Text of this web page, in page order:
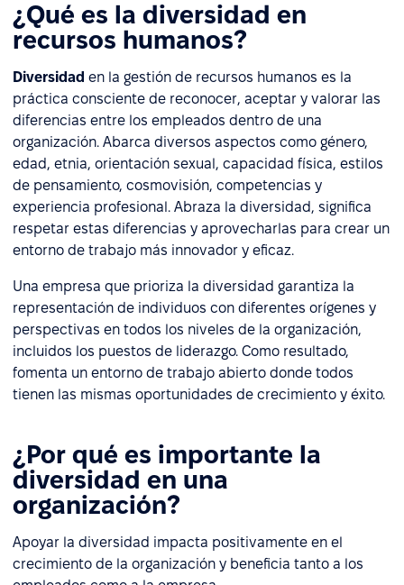
¿Qué es la diversidad en
recursos humanos?
Diversidad en la gestión de recursos humanos es la
práctica consciente de reconocer, aceptar y valorar las
diferencias entre los empleados dentro de una
organización. Abarca diversos aspectos como género,
edad, etnia, orientación sexual, capacidad física, estilos
de pensamiento, cosmovisión, competencias y
experiencia profesional. Abraza la diversidad, significa
respetar estas diferencias y aprovecharlas para crear un
entorno de trabajo más innovador y eficaz.
Una empresa que prioriza la diversidad garantiza la
representación de individuos con diferentes orígenes y
perspectivas en todos los niveles de la organización,
incluidos los puestos de liderazgo. Como resultado,
fomenta un entorno de trabajo abierto donde todos
tienen las mismas oportunidades de crecimiento y éxito.
¿Por qué es importante la
diversidad en una
organización?
Apoyar la diversidad impacta positivamente en el
crecimiento de la organización y beneficia tanto a los